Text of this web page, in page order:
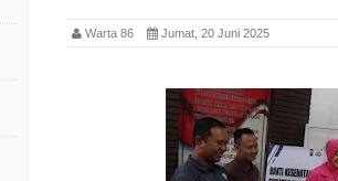
Warta 86 Jumat, 20 Juni 2025